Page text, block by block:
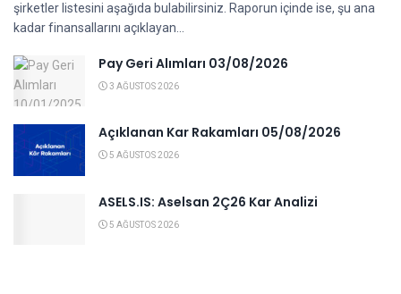
şirketler listesini aşağıda bulabilirsiniz. Raporun içinde ise, şu ana
kadar finansallarını açıklayan...
Pay Geri Alımları 03/08/2026
3 AĞUSTOS 2026
Açıklanan Kar Rakamları 05/08/2026
5 AĞUSTOS 2026
ASELS.IS: Aselsan 2Ç26 Kar Analizi
5 AĞUSTOS 2026